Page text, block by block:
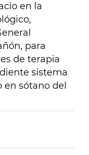
en la
para
de terapia
sistema
sótano del